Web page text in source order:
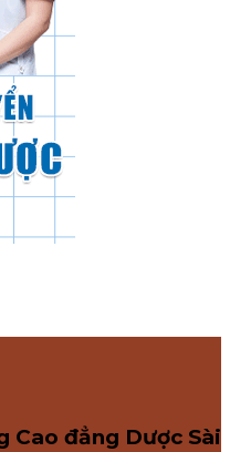
Cao đẳng Dược Sài